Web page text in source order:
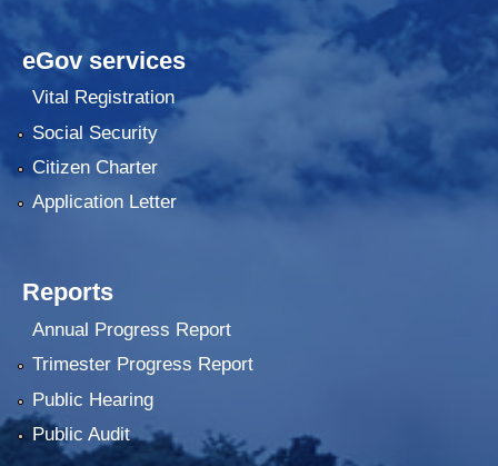
eGov services
Vital Registration
Social Security
Citizen Charter
Application Letter
Reports
Annual Progress Report
Trimester Progress Report
Public Hearing
Public Audit